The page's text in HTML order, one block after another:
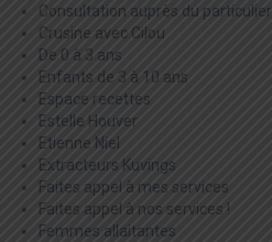
Consultation auprès du particulier
Crusine avec Cilou
De 0 à 3 ans
Enfants de 3 à 10 ans
Espace recettes
Estelle Houver
Etienne Niel
Extracteurs Kuvings
Faites appel à mes services
Faites appel à nos services !
Femmes allaitantes